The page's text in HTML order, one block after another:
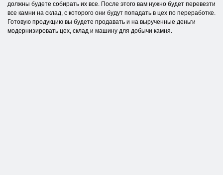
должны будете собирать их все. После этого вам нужно будет перевезти
все камни на склад, с которого они будут попадать в цех по переработке.
Готовую продукцию вы будете продавать и на вырученные деньги
модернизировать цех, склад и машину для добычи камня.